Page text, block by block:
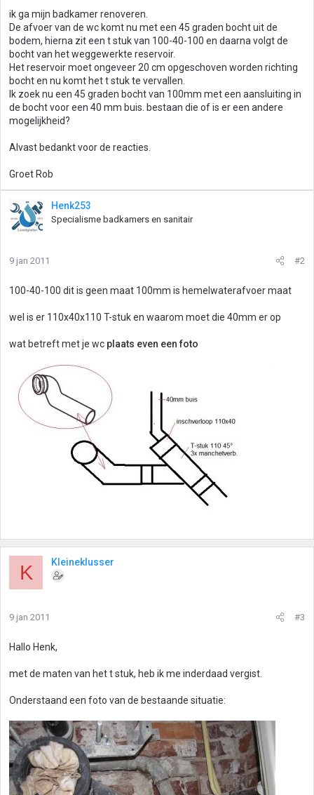
ik ga mijn badkamer renoveren.
De afvoer van de wc komt nu met een 45 graden bocht uit de
bodem, hierna zit een t stuk van 100-40-100 en daarna volgt de
bocht van het weggewerkte reservoir.
Het reservoir moet ongeveer 20 cm opgeschoven worden richting
bocht en nu komt het t stuk te vervallen.
Ik zoek nu een 45 graden bocht van 100mm met een aansluiting in
de bocht voor een 40 mm buis. bestaan die of is er een andere
mogelijkheid?
Alvast bedankt voor de reacties.
Groet Rob
Henk253
Specialisme badkamers en sanitair
9 jan 2011 #2
100-40-100 dit is geen maat 100mm is hemelwaterafvoer maat
wel is er 110x40x110 T-stuk en waarom moet die 40mm er op
wat betreft met je wc plaats even een foto
K Kleineklusser
9 jan 2011 #3
Hallo Henk,
met de maten van het t stuk, heb ik me inderdaad vergist.
Onderstaand een foto van de bestaande situatie: